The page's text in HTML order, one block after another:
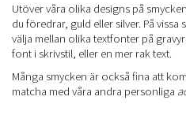
Utöver våra olika designs på
du föredrar, guld eller silver. På
välja mellan olika textfonter på
font i skrivstil, eller en mer rak text.
Många smycken är också fina att
matcha med våra andra personliga